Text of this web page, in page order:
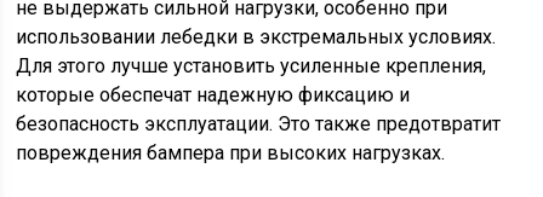
не выдержать сильной нагрузки, особенно при
использовании лебедки в экстремальных условиях.
Для этого лучше установить усиленные крепления,
которые обеспечат надежную фиксацию и
безопасность эксплуатации. Это также предотвратит
повреждения бампера при высоких нагрузках.